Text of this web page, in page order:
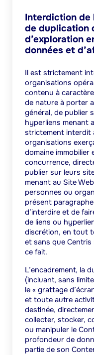
Interdiction de
de duplication
d’exploration
données et
Il est strictement
organisations
contenu à
de nature à porter
général, de publier
hyperliens menant
strictement interdit
organisations
domaine immobilier
concurrence,
publier sur leurs
menant au Site
personnes ou
présent
d’interdire et de
de liens ou
discrétion, en tout
et sans que Centris
ce fait.
L’encadrement, la
(incluant, sans
le « grattage
et toute autre
destinée,
collecter, stocker,
ou manipuler le
profondeur de
partie de son